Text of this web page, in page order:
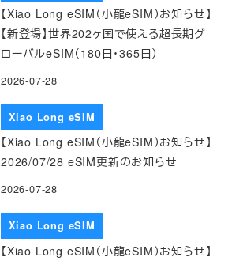
【Xiao Long eSIM（小龍eSIM）お知らせ】
【新登場】世界202ヶ国で使える超長期グ
ローバルeSIM（180日・365日）
2026-07-28
Xiao Long eSIM
【Xiao Long eSIM（小龍eSIM）お知らせ】
2026/07/28 eSIM更新のお知らせ
2026-07-28
Xiao Long eSIM
【Xiao Long eSIM（小龍eSIM）お知らせ】